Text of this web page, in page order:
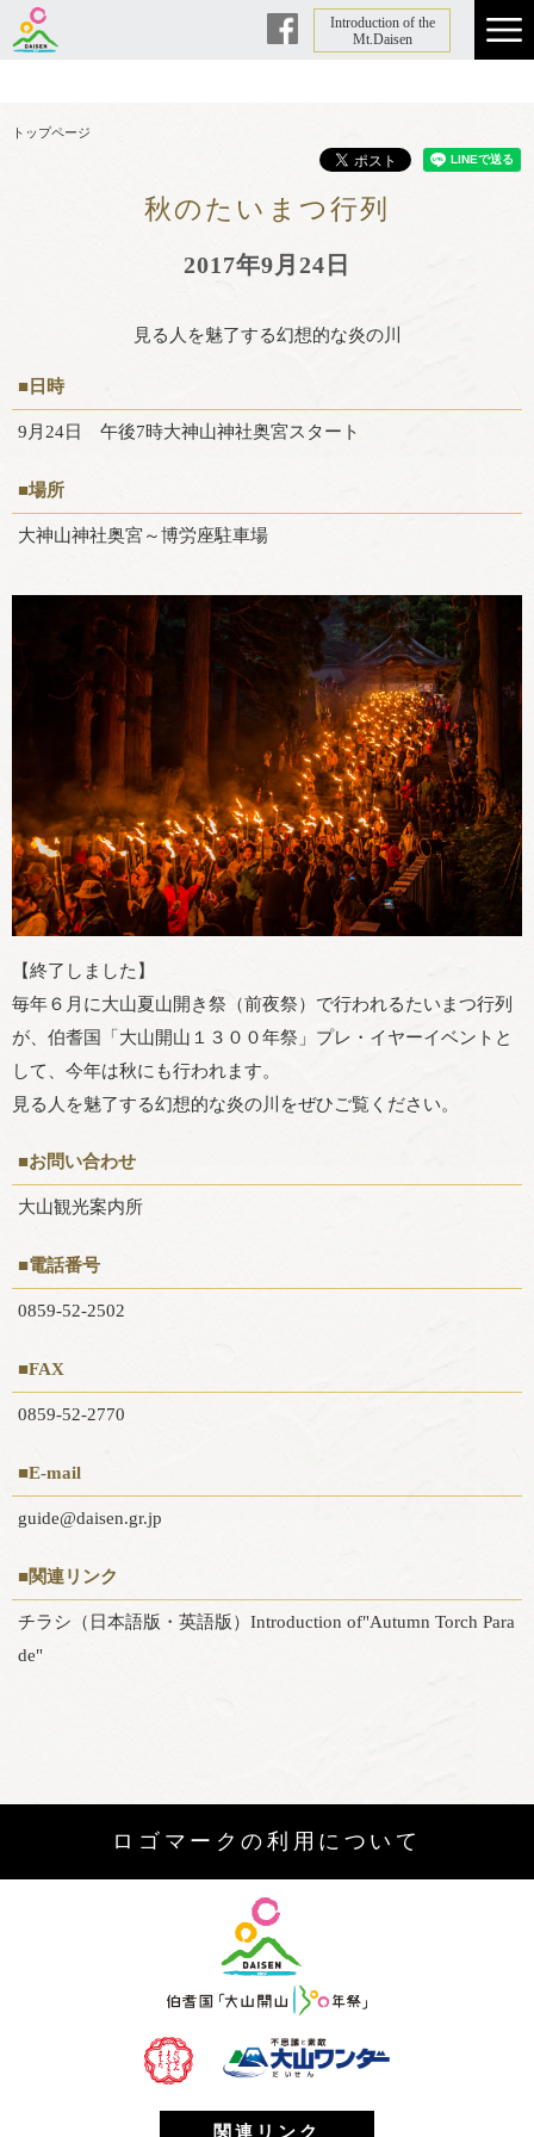
Facebook
Introduction of the
Mt.Daisen
トップページ
秋のたいまつ行列
2017年9月24日
見る人を魅了する幻想的な炎の川
■日時
9月24日 午後7時大神山神社奥宮スタート
■場所
大神山神社奥宮～博労座駐車場
【終了しました】
毎年６月に大山夏山開き祭（前夜祭）で行われるたいまつ行列
が、伯耆国「大山開山１３００年祭」プレ・イヤーイベントと
して、今年は秋にも行われます。
見る人を魅了する幻想的な炎の川をぜひご覧ください。
■お問い合わせ
大山観光案内所
■電話番号
0859-52-2502
■FAX
0859-52-2770
■E-mail
guide@daisen.gr.jp
■関連リンク
チラシ（日本語版・英語版）Introduction of"Autumn Torch Para
de"
ロゴマークの利用について
関連リンク